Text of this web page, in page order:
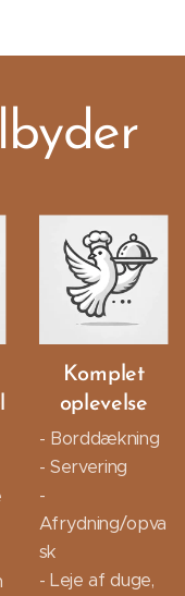
Komplet
oplevelse
- Borddækning
- Servering
-
Afrydning/opva
sk
- Leje af duge,